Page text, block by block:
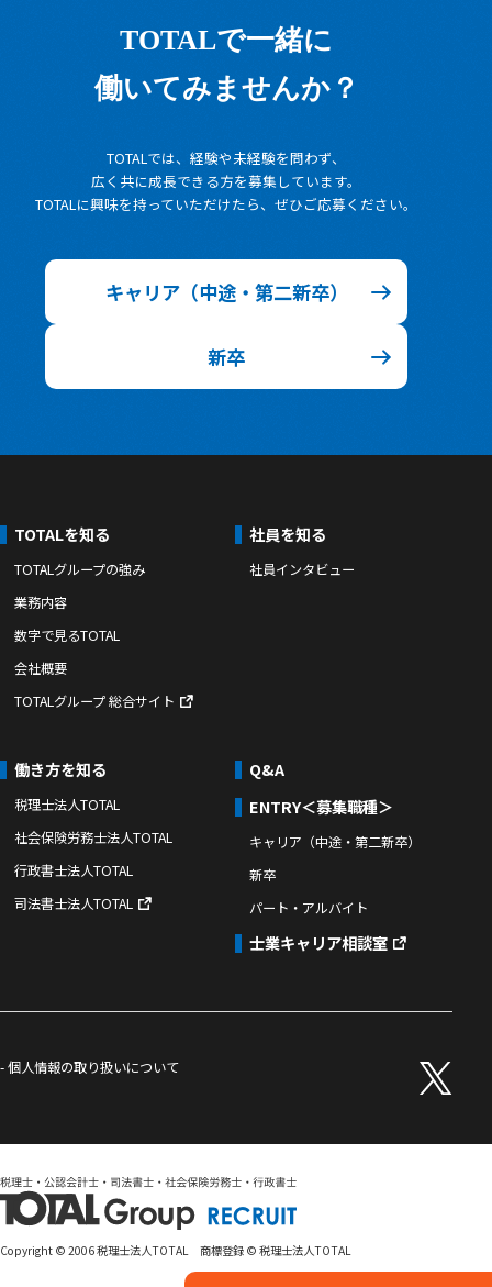
TOTALで一緒に
働いてみませんか？
TOTALでは、経験や未経験を問わず、
広く共に成長できる方を募集しています。
TOTALに興味を持っていただけたら、ぜひご応募ください。
キャリア（中途・第二新卒）
新卒
TOTALを知る
TOTALグループの強み
業務内容
数字で見るTOTAL
会社概要
TOTALグループ 総合サイト
社員を知る
社員インタビュー
働き方を知る
税理士法人TOTAL
社会保険労務士法人TOTAL
行政書士法人TOTAL
司法書士法人TOTAL
Q&A
ENTRY＜募集職種＞
キャリア（中途・第二新卒）
新卒
パート・アルバイト
士業キャリア相談室
- 個人情報の取り扱いについて
Copyright © 2006 税理士法人TOTAL 商標登録 © 税理士法人TOTAL